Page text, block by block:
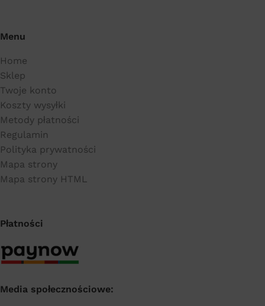
Menu
Home
Sklep
Twoje konto
Koszty wysyłki
Metody płatności
Regulamin
Polityka prywatności
Mapa strony
Mapa strony HTML
Płatności
Media społecznościowe: